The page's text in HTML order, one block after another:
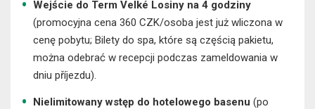
Wejście do Term Velké Losiny na 4 godziny
(promocyjna cena 360 CZK/osoba jest już wliczona w
cenę pobytu; Bilety do spa, które są częścią pakietu,
można odebrać w recepcji podczas zameldowania w
dniu příjezdu).
Nielimitowany wstęp do hotelowego basenu (po